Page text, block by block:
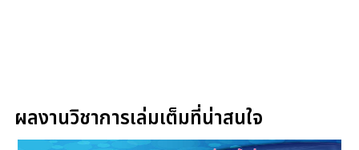
ผลงานวิชาการเล่มเต็มที่น่าสนใจ